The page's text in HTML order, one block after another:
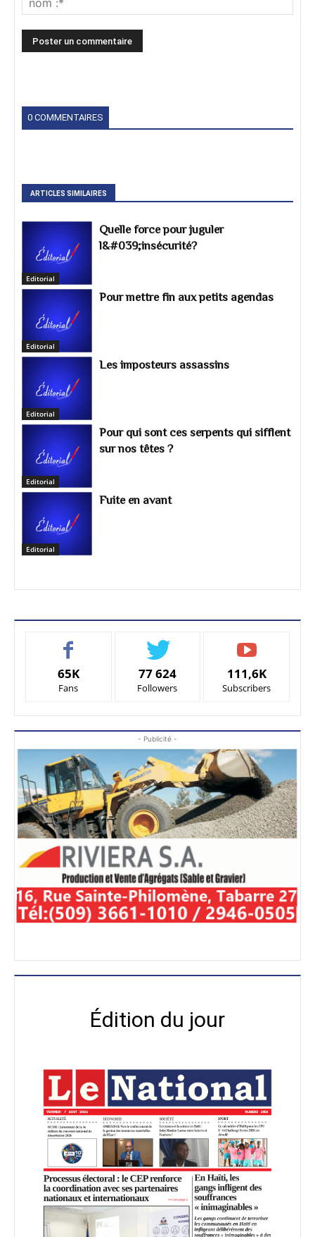
0 COMMENTAIRES
ARTICLES SIMILAIRES
Editorial
Quelle force pour juguler
l&#039;insécurité?
Editorial
Pour mettre fin aux petits agendas
Editorial
Les imposteurs assassins
Editorial
Pour qui sont ces serpents qui sifflent
sur nos têtes ?
Editorial
Fuite en avant
65K
Fans
77 624
Followers
111,6K
Subscribers
- Publicité -
Édition du jour